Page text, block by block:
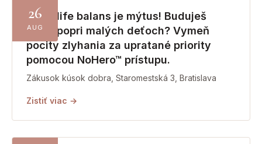
26
AUG
Work-life balans je mýtus! Buduješ
firmu popri malých deťoch? Vymeň
pocity zlyhania za upratané priority
pomocou NoHero™ prístupu.
Zákusok kúsok dobra, Staromestská 3, Bratislava
Zistiť viac →